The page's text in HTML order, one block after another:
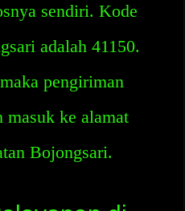
sendiri. Kode
adalah 41150.
pengiriman
masuk ke alamat
Bojongsari.